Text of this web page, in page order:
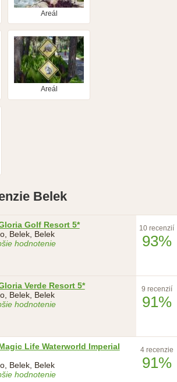
Areál
Areál
Belek
Golf Resort 5*
Belek, Belek
hodnotenie
10 recenzií
93%
Verde Resort 5*
Belek, Belek
hodnotenie
9 recenzií
91%
Life Waterworld Imperial
Belek, Belek
hodnotenie
4 recenzie
91%